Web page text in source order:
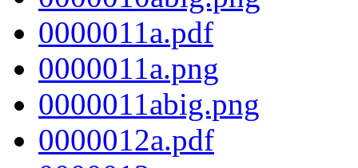
0000011a.pdf
0000011a.png
0000011abig.png
0000012a.pdf